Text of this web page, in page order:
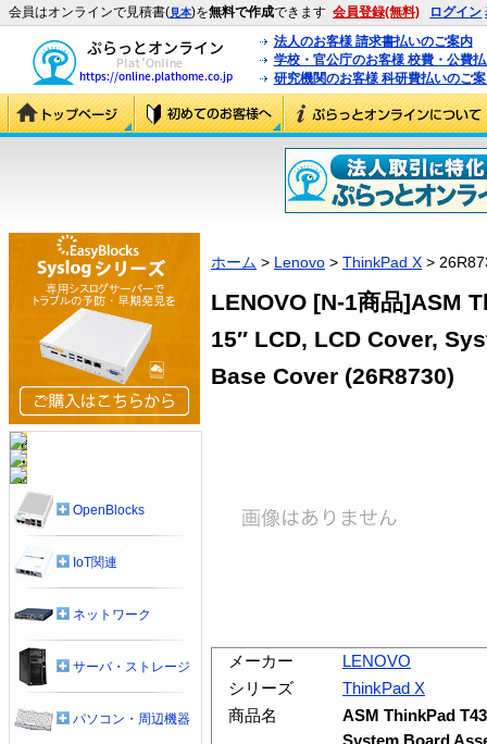
会員はオンラインで見積書(見本)を無料で作成できます 会員登録(無料) ログイン
法人のお客様 請求書払いのご案内
学校・官公庁のお客様 校費・公費
研究機関のお客様 科研費払いのご
ホーム > Lenovo > ThinkPad X >
LENOVO [N-1商品]ASM
15″ LCD, LCD Cover,
Base Cover (26R8730)
メーカー
LENOVO
シリーズ
ThinkPad X
商品名
ASM ThinkPad
System Board
OpenBlocks
IoT関連
ネットワーク
サーバ・ストレージ
パソコン・周辺機器